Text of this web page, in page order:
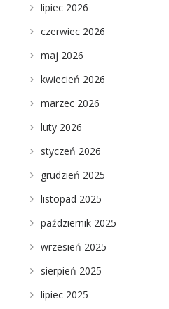
lipiec 2026
czerwiec 2026
maj 2026
kwiecień 2026
marzec 2026
luty 2026
styczeń 2026
grudzień 2025
listopad 2025
październik 2025
wrzesień 2025
sierpień 2025
lipiec 2025